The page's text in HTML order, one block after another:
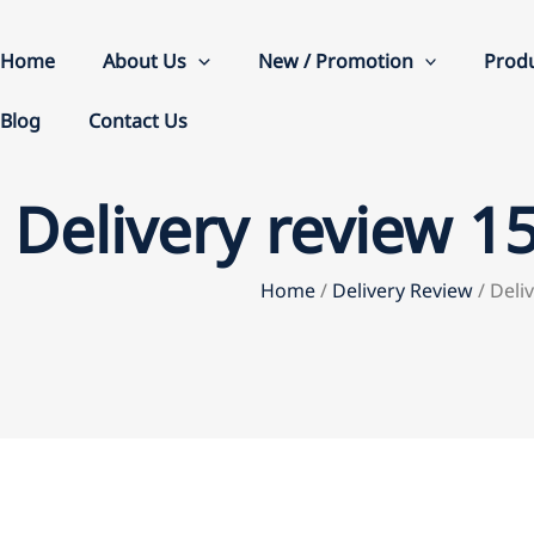
Home About Us New / Promotion
Blog Contact Us
Delivery review
Home/ Delivery Review/